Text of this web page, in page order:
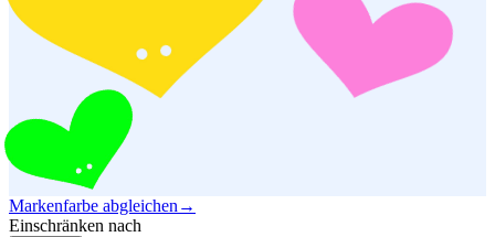
Markenfarbe abgleichen →
Einschränken nach